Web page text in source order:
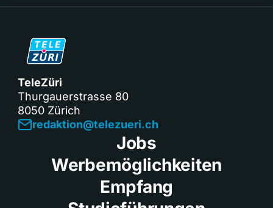
TeleZüri
Thurgauerstrasse 80
8050 Zürich
redaktion@telezueri.ch
Jobs
Werbemöglichkeiten
Empfang